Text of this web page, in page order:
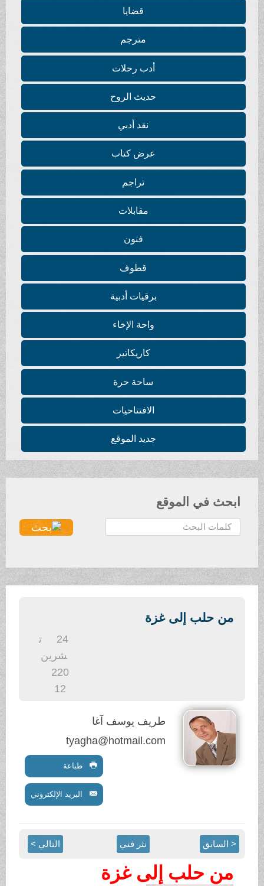
قضايا
مترجم
أدب رحلات
حديث الروح
نقد أدبي
عرض كتاب
تراجم
مقابلات
فنون
قطوف
برقيات أدبية
واحة الإخاء
كاريكاتير
ساحة حرة
الافتتاحيات
جديد الموقع
ابحث في الموقع
ح
ث
من حلب إلى غزة
شرين
220
طريف يوسف آغا
tyagha@hotmail.com
طباعة
البريد الإلكتروني
< السابق نثر فني التالي >
من حلب إلى غزة